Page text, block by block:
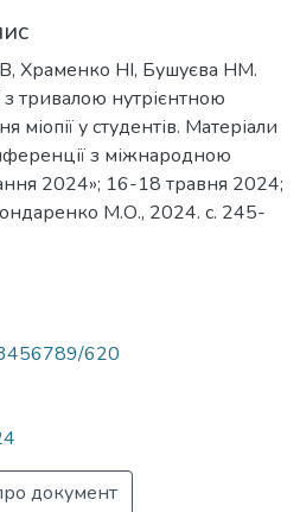
Храменко НІ, Бушуєва НМ.
тривалою нутрієнтною
міопії у студентів. Матеріали
з міжнародною
2024»; 16-18 травня 2024;
М.О., 2024. c. 245-
620
документ